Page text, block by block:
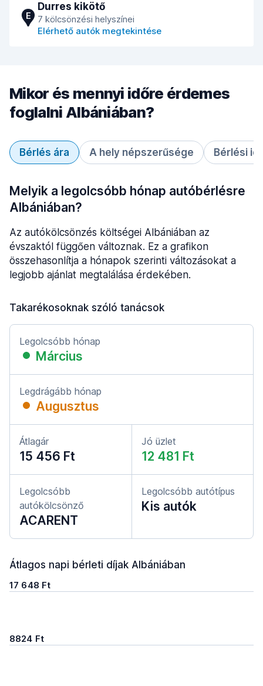
E
Durres kikötő
7 kölcsönzési helyszínei
Elérhető autók megtekintése
Mikor és mennyi időre érdemes
foglalni Albániában?
Bérlés ára A hely népszerűsége Bérlési
Melyik a legolcsóbb hónap autóbérlésre
Albániában?
Az autókölcsönzés költségei Albániában az
évszaktól függően változnak. Ez a grafikon
összehasonlítja a hónapok szerinti változásokat a
legjobb ajánlat megtalálása érdekében.
Takarékosoknak szóló tanácsok
Legolcsóbb hónap
Március
Legdrágább hónap
Augusztus
Átlagár
15 456 Ft
Jó üzlet
12 481 Ft
Legolcsóbb
autókölcsönző
ACARENT
Legolcsóbb autótípus
Kis autók
Átlagos napi bérleti díjak Albániában
17 648 Ft
8824 Ft